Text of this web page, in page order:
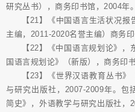
研究丛书），商务印书馆，2004年。
【21】《中国语言生活状况
主编，2011-2020名誉主编）商务印
【22】《中国语言规划论》
国语言规划论》（新版），商务印
【23】《世界汉语教育丛书
与研究出版社，2007-2009年。包
简史》，外语教学与研究出版社，